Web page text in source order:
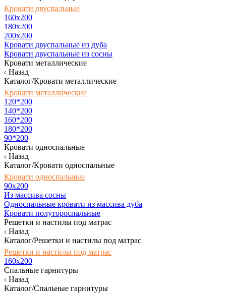
Кровати двуспальные
160х200
180x200
200x200
Кровати двуспальные из дуба
Кровати двуспальные из сосны
Кровати металлические
Назад
Каталог/Кровати металлические
Кровати металлические
120*200
140*200
160*200
180*200
90*200
Кровати односпальные
Назад
Каталог/Кровати односпальные
Кровати односпальные
90х200
Из массива сосны
Односпальные кровати из массива дуба
Кровати полутороспальные
Решетки и настилы под матрас
Назад
Каталог/Решетки и настилы под матрас
Решетки и настилы под матрас
160х200
Спальные гарнитуры
Назад
Каталог/Спальные гарнитуры